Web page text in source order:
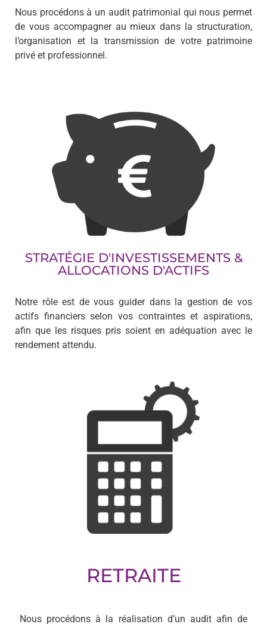
Nous procédons à un audit patrimonial qui nous permet
de vous accompagner au mieux dans la structuration,
l’organisation et la transmission de votre patrimoine
privé et professionnel.
STRATÉGIE D'INVESTISSEMENTS &
ALLOCATIONS D'ACTIFS
Notre rôle est de vous guider dans la gestion de vos
actifs financiers selon vos contraintes et aspirations,
afin que les risques pris soient en adéquation avec le
rendement attendu.
RETRAITE
Nous procédons à la réalisation d’un audit afin de